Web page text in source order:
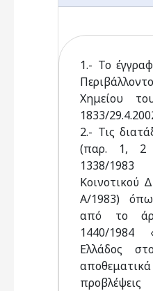
1.- Το
Χημείου
1833/
2.- Τις
(παρ. 1,
1338/1983
Κοινοτικού
Α/1983)
από το
1440/1984
Ελλάδος